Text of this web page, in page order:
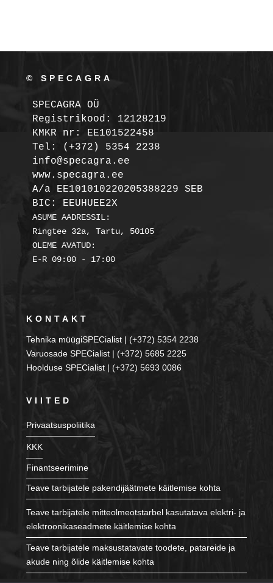
© SPECAGRA
SPECAGRA OÜ
Registrikood: 12128219
KMKR nr: EE101522458
Tel: (+372) 5354 2238
info@specagra.ee
A/a EE101010220205388229 SEB
BIC: EEUHUEE2X
ASUME AADRESSIL:
Ringtee 32a, Tartu, 50105
OLEME AVATUD:
E-R 09:00 - 17:00
KONTAKT
Tehnika müügiSPECialist | (+372) 5354 2238
Varuosade SPECialist | (+372) 5685 2225
Hoolduse SPECialist | (+372) 5693 0086
VIITED
Privaatsuspoliitika
KKK
Finantseerimine
Teave tarbijatele pakendijäätmete käitlemise kohta
Teave tarbijatele mitteolmeotstarbel kasutatava elektri- ja
elektroonikaseadmete käitlemise kohta
Teave tarbijatele maksustatavate toodete, patareide ja
akude ning õlide käitlemise kohta